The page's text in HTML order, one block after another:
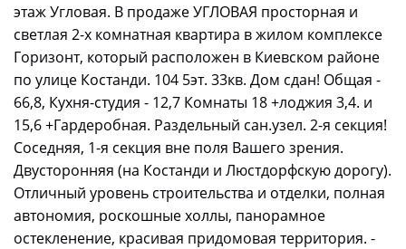
этаж Угловая. В продаже УГЛОВАЯ просторная и
светлая 2-х комнатная квартира в жилом комплексе
Горизонт, который расположен в Киевском районе
по улице Костанди. 104 5эт. 33кв. Дом сдан! Общая -
66,8, Кухня-студия - 12,7 Комнаты 18 +лоджия 3,4. и
15,6 +Гардеробная. Раздельный сан.узел. 2-я секция!
Соседняя, 1-я секция вне поля Вашего зрения.
Двусторонняя (на Костанди и Люстдорфскую дорогу).
Отличный уровень строительства и отделки, полная
автономия, роскошные холлы, панорамное
остекленение, красивая придомовая территория. -